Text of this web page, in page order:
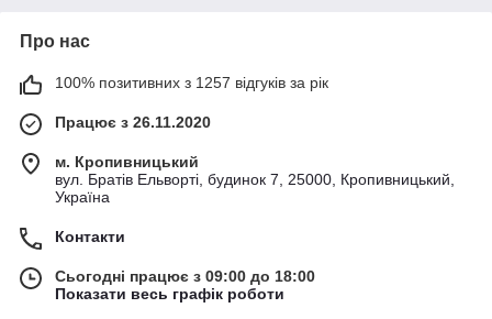
Про нас
100% позитивних з 1257 відгуків за рік
Працює з 26.11.2020
м. Кропивницький
вул. Братів Ельворті, будинок 7, 25000, Кропивницький,
Україна
Контакти
Сьогодні працює з 09:00 до 18:00
Показати весь графік роботи